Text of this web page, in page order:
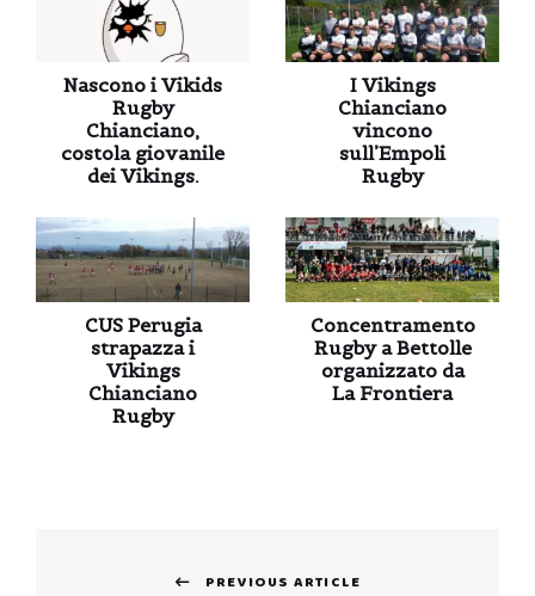
Nascono i Vikids
Rugby
Chianciano,
costola giovanile
dei Vikings.
I Vikings
Chianciano
vincono
sull’Empoli
Rugby
CUS Perugia
strapazza i
Vikings
Chianciano
Rugby
Concentramento
Rugby a Bettolle
organizzato da
La Frontiera
PREVIOUS ARTICLE